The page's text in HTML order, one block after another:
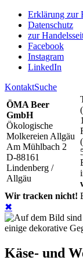
Erklärung zur
Datenschutz
zur
Facebook
Instagram
LinkedIn
KontaktSuche
ÖMA Beer
GmbH
Ökologische
Molkereien Allgäu
Am Mühlbach 2
D-88161
Lindenberg /
Allgäu
Wir tracken nicht!
✖
Käse- und